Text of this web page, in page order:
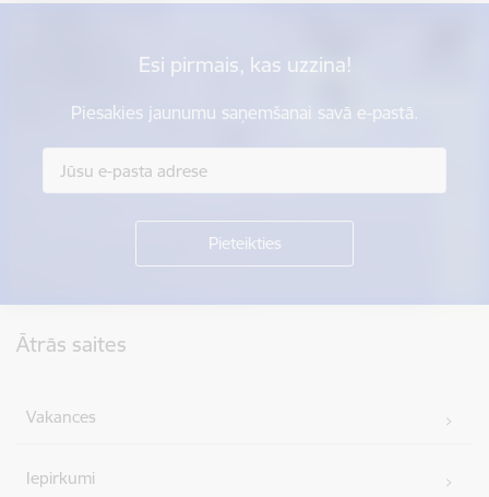
Esi pirmais, kas uzzina!
Piesakies jaunumu saņemšanai savā e-pastā.
Ātrās saites
Vakances
Iepirkumi